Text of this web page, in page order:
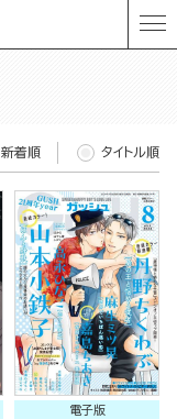
新着順 タイトル順
電子版